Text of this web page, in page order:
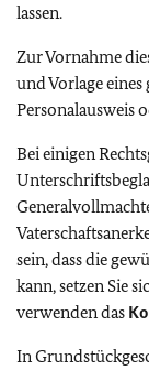
lassen.
Zur Vornahme
und Vorlage eines
Personalausweis
Bei einigen
sein, dass die
kann, setzen Sie
verwenden das
In